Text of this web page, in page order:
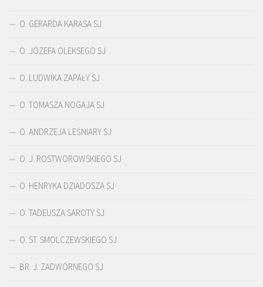
O. GERARDA KARASA SJ
O. JÓZEFA OLEKSEGO SJ
O. LUDWIKA ZAPAŁY SJ
O. TOMASZA NOGAJA SJ
O. ANDRZEJA LEŚNIARY SJ
O. J. ROSTWOROWSKIEGO SJ
O. HENRYKA DZIADOSZA SJ
O. TADEUSZA SAROTY SJ
O. ST. SMOLCZEWSKIEGO SJ
BR. J. ZADWÓRNEGO SJ